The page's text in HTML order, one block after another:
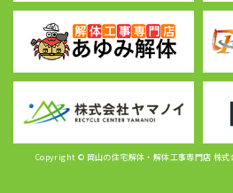
Copyright © 岡山の住宅解体・解体工事専門店 株